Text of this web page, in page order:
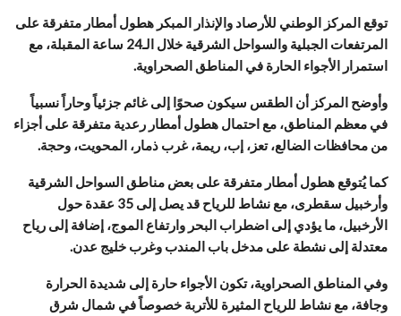
توقع المركز الوطني للأرصاد والإنذار المبكر هطول أمطار متفرقة على
المرتفعات الجبلية والسواحل الشرقية خلال الـ24 ساعة المقبلة، مع
استمرار الأجواء الحارة في المناطق الصحراوية.
وأوضح المركز أن الطقس سيكون صحوًا إلى غائم جزئياً وحاراً نسبياً
في معظم المناطق، مع احتمال هطول أمطار رعدية متفرقة على أجزاء
من محافظات الضالع، تعز، إب، ريمة، غرب ذمار، المحويت، وحجة.
كما يُتوقع هطول أمطار متفرقة على بعض مناطق السواحل الشرقية
وأرخبيل سقطرى، مع نشاط للرياح قد يصل إلى 35 عقدة حول
الأرخبيل، ما يؤدي إلى اضطراب البحر وارتفاع الموج، إضافة إلى رياح
معتدلة إلى نشطة على مدخل باب المندب وغرب خليج عدن.
وفي المناطق الصحراوية، تكون الأجواء حارة إلى شديدة الحرارة
وجافة، مع نشاط للرياح المثيرة للأتربة خصوصاً في شمال شرق